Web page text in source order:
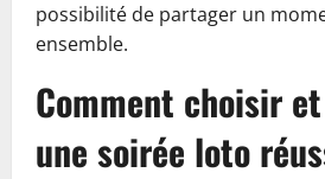
possibilité de partager un
ensemble.
Comment choisir
une soirée loto